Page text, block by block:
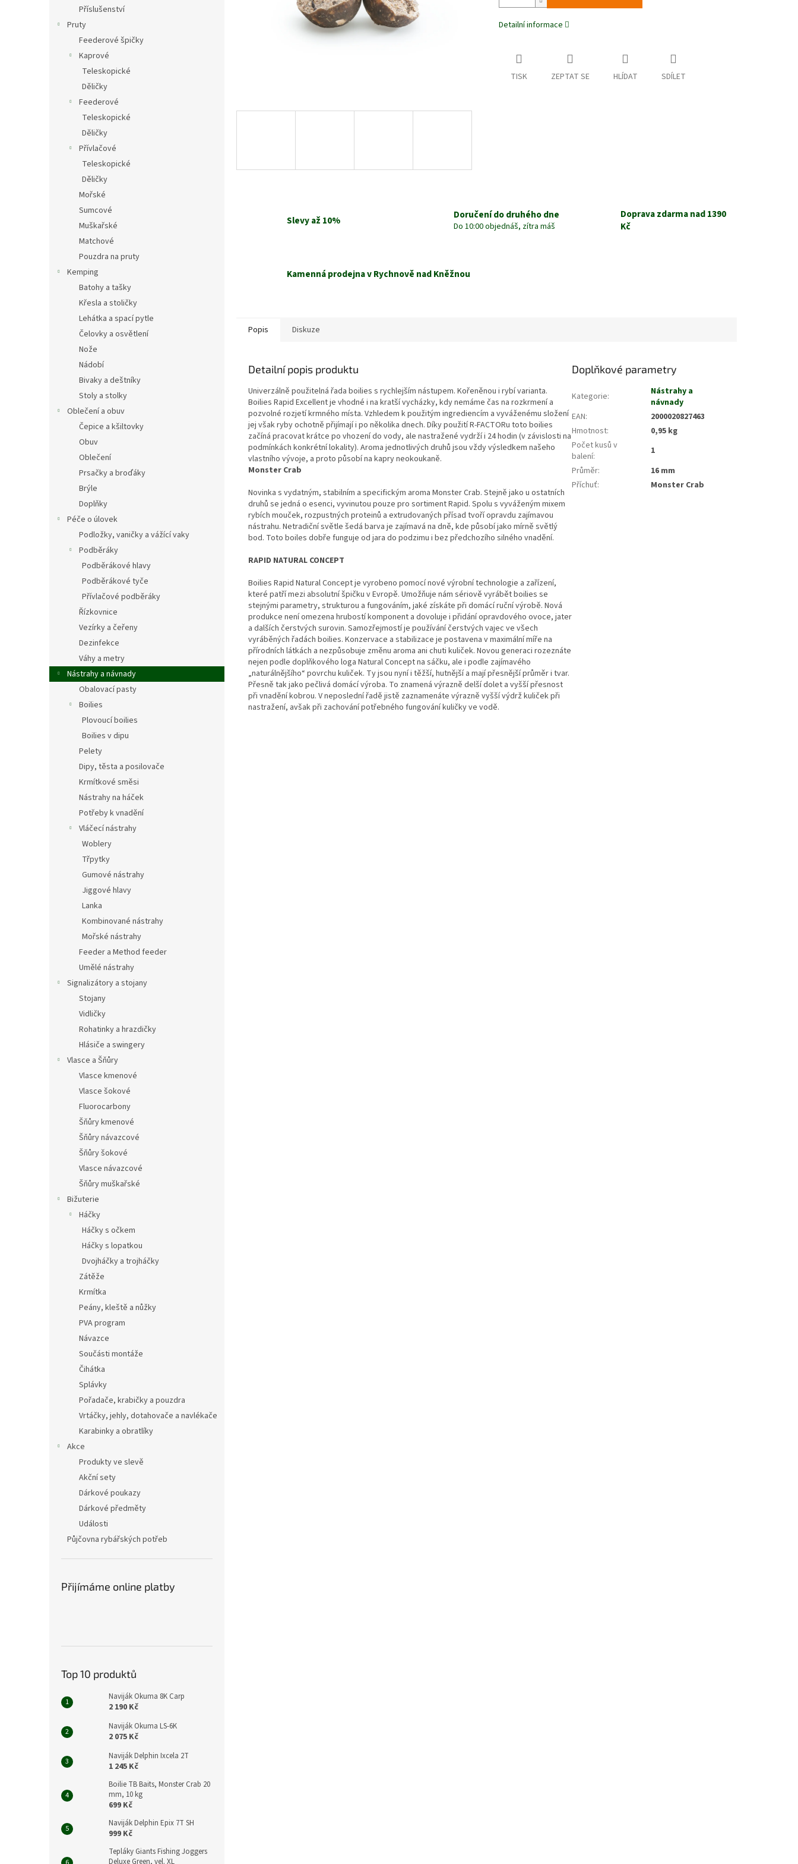
Příslušenství
Pruty
Feederové špičky
Kaprové
Teleskopické
Děličky
Feederové
Teleskopické
Děličky
Přívlačové
Teleskopické
Děličky
Mořské
Sumcové
Muškařské
Matchové
Pouzdra na pruty
Kemping
Batohy a tašky
Křesla a stoličky
Lehátka a spací pytle
Čelovky a osvětlení
Nože
Nádobí
Bivaky a deštníky
Stoly a stolky
Oblečení a obuv
Čepice a kšiltovky
Obuv
Oblečení
Prsačky a broďáky
Brýle
Doplňky
Péče o úlovek
Podložky, vaničky a vážící vaky
Podběráky
Podběrákové hlavy
Podběrákové tyče
Přívlačové podběráky
Řízkovnice
Vezírky a čeřeny
Dezinfekce
Váhy a metry
Nástrahy a návnady
Obalovací pasty
Boilies
Plovoucí boilies
Boilies v dipu
Pelety
Dipy, těsta a posilovače
Krmítkové směsi
Nástrahy na háček
Potřeby k vnadění
Vláčecí nástrahy
Woblery
Třpytky
Gumové nástrahy
Jiggové hlavy
Lanka
Kombinované nástrahy
Mořské nástrahy
Feeder a Method feeder
Umělé nástrahy
Signalizátory a stojany
Stojany
Vidličky
Rohatinky a hrazdičky
Hlásiče a swingery
Vlasce a Šňůry
Vlasce kmenové
Vlasce šokové
Fluorocarbony
Šňůry kmenové
Šňůry návazcové
Šňůry šokové
Vlasce návazcové
Šňůry muškařské
Bižuterie
Háčky
Háčky s očkem
Háčky s lopatkou
Dvojháčky a trojháčky
Zátěže
Krmítka
Peány, kleště a nůžky
PVA program
Návazce
Součásti montáže
Čihátka
Splávky
Pořadače, krabičky a pouzdra
Vrtáčky, jehly, dotahovače a navlékače
Karabinky a obratlíky
Akce
Produkty ve slevě
Akční sety
Dárkové poukazy
Dárkové předměty
Události
Půjčovna rybářských potřeb
Přijímáme online platby
Top 10 produktů
Naviják Okuma 8K Carp
2 190 Kč
Naviják Okuma LS-6K
2 075 Kč
Naviják Delphin Ixcela 2T
1 245 Kč
Boilie TB Baits, Monster Crab 20
mm, 10 kg
699 Kč
Naviják Delphin Epix 7T SH
999 Kč
Tepláky Giants Fishing Joggers
Deluxe Green, vel. XL
Detailní informace
TISK ZEPTAT SE HLÍDAT SDÍLET
Slevy až 10% Doručení do druhého dne
Do 10:00 objednáš, zítra máš
Doprava zdarma nad 1390
Kč
Kamenná prodejna v Rychnově nad Kněžnou
Popis Diskuze
Detailní popis produktu
Univerzálně použitelná řada boilies s rychlejším nástupem. Kořeněnou i rybí varianta.
Boilies Rapid Excellent je vhodné i na kratší vycházky, kdy nemáme čas na rozkrmení a
pozvolné rozjetí krmného místa. Vzhledem k použitým ingrediencím a vyváženému složení
jej však ryby ochotně přijímají i po několika dnech. Díky použití R-FACTORu toto boilies
začíná pracovat krátce po vhození do vody, ale nastražené vydrží i 24 hodin (v závislosti na
podmínkách konkrétní lokality). Aroma jednotlivých druhů jsou vždy výsledkem našeho
vlastního vývoje, a proto působí na kapry neokoukaně.
Monster Crab
Novinka s vydatným, stabilním a specifickým aroma Monster Crab. Stejně jako u ostatních
druhů se jedná o esenci, vyvinutou pouze pro sortiment Rapid. Spolu s vyváženým mixem
rybích mouček, rozpustných proteinů a extrudovaných přísad tvoří opravdu zajímavou
nástrahu. Netradiční světle šedá barva je zajímavá na dně, kde působí jako mírně světlý
bod. Toto boiles dobře funguje od jara do podzimu i bez předchozího silného vnadění.
RAPID NATURAL CONCEPT
Boilies Rapid Natural Concept je vyrobeno pomocí nové výrobní technologie a zařízení,
které patří mezi absolutní špičku v Evropě. Umožňuje nám sériově vyrábět boilies se
stejnými parametry, strukturou a fungováním, jaké získáte při domácí ruční výrobě. Nová
produkce není omezena hrubostí komponent a dovoluje i přidání opravdového ovoce, jater
a dalších čerstvých surovin. Samozřejmostí je používání čerstvých vajec ve všech
vyráběných řadách boilies. Konzervace a stabilizace je postavena v maximální míře na
přírodních látkách a nezpůsobuje změnu aroma ani chuti kuliček. Novou generaci rozeznáte
nejen podle doplňkového loga Natural Concept na sáčku, ale i podle zajímavého
„naturálnějšího“ povrchu kuliček. Ty jsou nyní i těžší, hutnější a mají přesnější průměr i tvar.
Přesně tak jako pečlivá domácí výroba. To znamená výrazně delší dolet a vyšší přesnost
při vnadění kobrou. V neposlední řadě jistě zaznamenáte výrazně vyšší výdrž kuliček při
nastražení, avšak při zachování potřebného fungování kuličky ve vodě.
Doplňkové parametry
Kategorie:
Nástrahy a
návnady
EAN:
2000020827463
Hmotnost:
0,95 kg
Počet kusů v
balení:
1
Průměr:
16 mm
Příchuť: Monster Crab